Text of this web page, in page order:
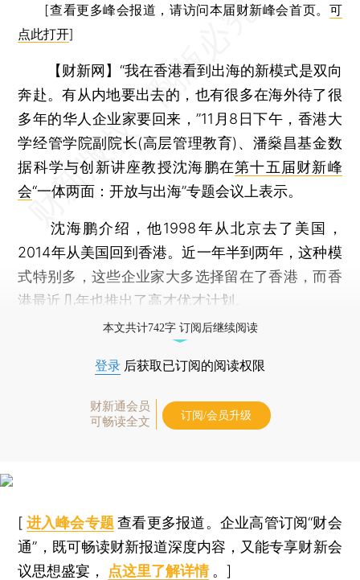
[查看更多峰会报道，请访问本届财新峰会首页。 可
点此打开]
【财新网】 “我在香港看到出海的新模式是双向
奔赴。有从内地要出去的，也有很多在海外待了很
多年的华人企业家要回来，”11月8日下午，香港大
学经管学院副院长(高层管理教育)、潘燊昌基金数
据科学与创新讲座教授沈海鹏在第十五届财新峰
会“一体两面：开放与出海”专题会议上表示。
沈海鹏介绍，他1998年从北京去了美国，
2014年从美国回到香港。近一年半到两年，这种模
式特别多，这些企业家大多选择留在了香港，而香
港最近几年也推出了高才优才计划。
本文共计742字 订阅后继续阅读
登录 后获取已订阅的阅读权限
财新通会员
可畅读全文
订阅/会员升级
[ 进入峰会专题 查看更多报道。企业高管订阅“财会
通”，既可畅读财新报道深度内容，又能专享财新会
议思想盛宴，
点这里了解详情 。]